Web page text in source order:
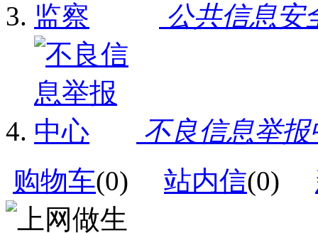
公共信息安
不良信息举报
购物车(0) 站内信(0)